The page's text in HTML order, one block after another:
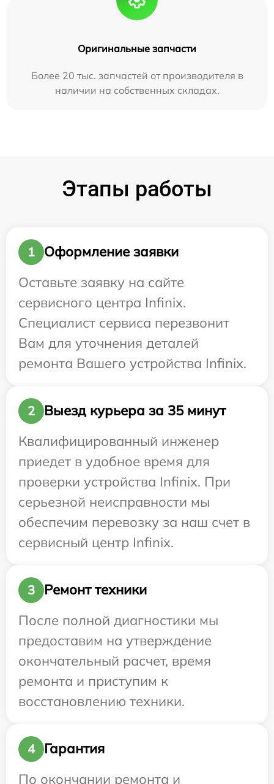
Оригинальные запчасти
Более 20 тыс. запчастей от производителя в
наличии на собственных складах.
Этапы работы
1
Оформление заявки
Оставьте заявку на сайте
сервисного центра Infinix.
Специалист сервиса перезвонит
Вам для уточнения деталей
ремонта Вашего устройства Infinix.
2
Выезд курьера за 35 минут
Квалифицированный инженер
приедет в удобное время для
проверки устройства Infinix. При
серьезной неисправности мы
обеспечим перевозку за наш счет в
сервисный центр Infinix.
3
Ремонт техники
После полной диагностики мы
предоставим на утверждение
окончательный расчет, время
ремонта и приступим к
восстановлению техники.
4
Гарантия
По окончании ремонта и